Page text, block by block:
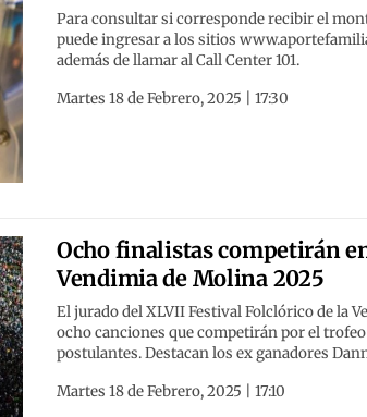
Para consultar si corresponde recibir el
puede ingresar a los sitios
además de llamar al Call Center 101.
Martes 18 de Febrero, 2025 | 17:30
Ocho finalistas competirán
Vendimia de Molina 2025
El jurado del XLVII Festival Folclórico de la
ocho canciones que competirán por el
postulantes. Destacan los ex ganadores
Martes 18 de Febrero, 2025 | 17:10